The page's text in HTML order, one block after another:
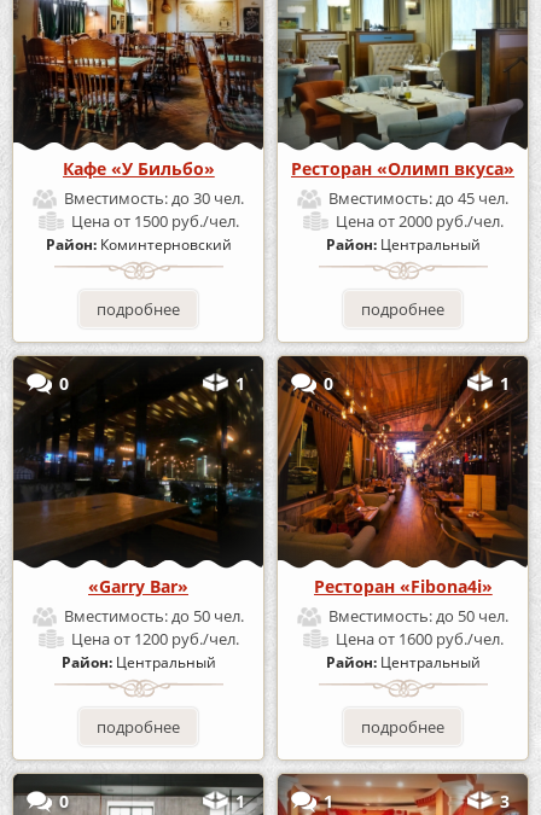
Кафе «У Бильбо»
Вместимость:до 30 чел.
Ценаот 1500 руб./чел.
Район: Коминтерновский
подробнее
Ресторан «Олимп вкуса»
Вместимость:до 45 чел.
Ценаот 2000 руб./чел.
Район: Центральный
подробнее
0 1
«Garry Bar»
Вместимость:до 50 чел.
Ценаот 1200 руб./чел.
Район: Центральный
подробнее
0 1
Ресторан «Fibona4i»
Вместимость:до 50 чел.
Ценаот 1600 руб./чел.
Район: Центральный
подробнее
0 1 1 3